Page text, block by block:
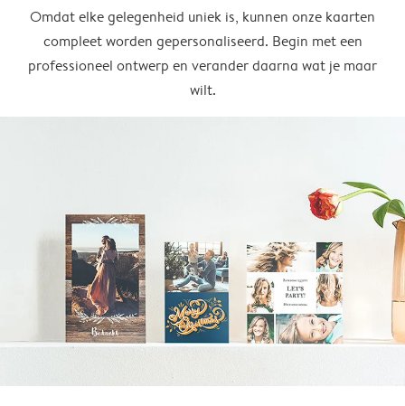
Omdat elke gelegenheid uniek is, kunnen onze kaarten
compleet worden gepersonaliseerd. Begin met een
professioneel ontwerp en verander daarna wat je maar
wilt.